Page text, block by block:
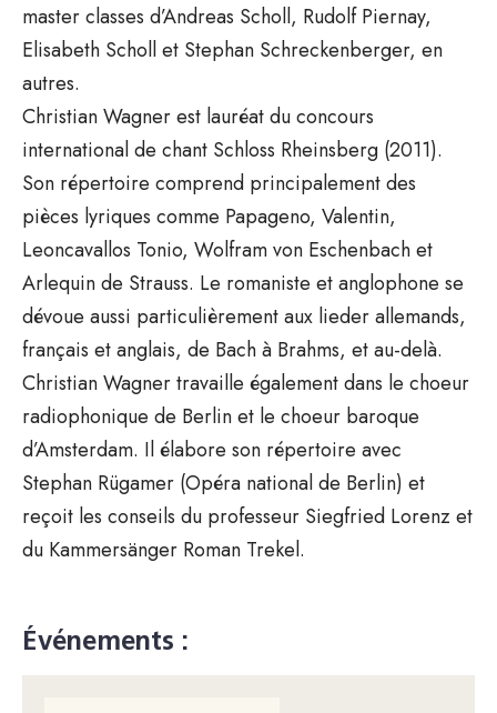
master classes d’Andreas Scholl, Rudolf Piernay,
Elisabeth Scholl et Stephan Schreckenberger, en
autres.
Christian Wagner est lauréat du concours
international de chant Schloss Rheinsberg (2011).
Son répertoire comprend principalement des
pièces lyriques comme Papageno, Valentin,
Leoncavallos Tonio, Wolfram von Eschenbach et
Arlequin de Strauss. Le romaniste et anglophone se
dévoue aussi particulièrement aux lieder allemands,
français et anglais, de Bach à Brahms, et au-delà.
Christian Wagner travaille également dans le choeur
radiophonique de Berlin et le choeur baroque
d’Amsterdam. Il élabore son répertoire avec
Stephan Rügamer (Opéra national de Berlin) et
reçoit les conseils du professeur Siegfried Lorenz et
du Kammersänger Roman Trekel.
Événements :